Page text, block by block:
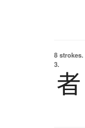
8 strokes.
3.
者